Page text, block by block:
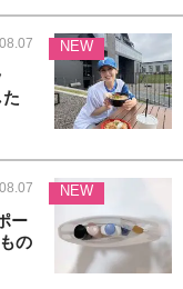
NEW
ー
の
NEW